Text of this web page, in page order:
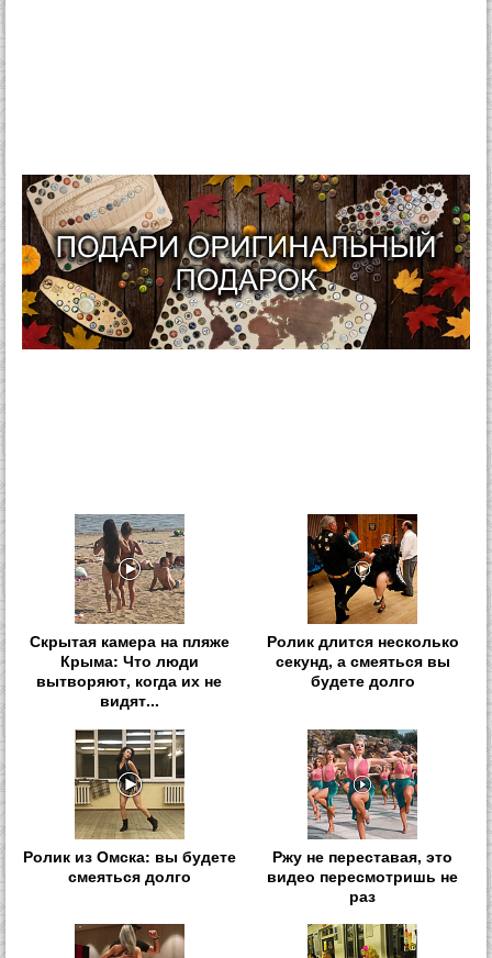
Скрытая камера на пляже
Крыма: Что люди
вытворяют, когда их не
видят...
Ролик длится несколько
секунд, а смеяться вы
будете долго
Ролик из Омска: вы будете
смеяться долго
Ржу не переставая, это
видео пересмотришь не
раз